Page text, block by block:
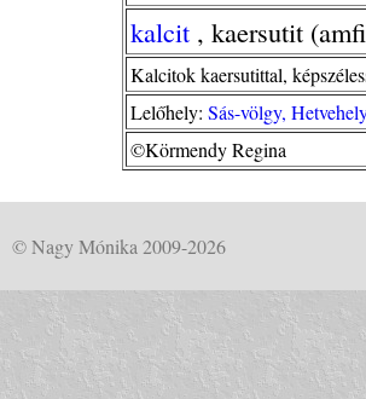
kalcit , kaersutit
Kalcitok kaersutittal,
Lelőhely: Sás-völgy,
©Körmendy Regina
© Nagy Mónika 2009-2026